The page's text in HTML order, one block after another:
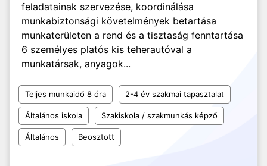
feladatainak szervezése, koordinálása
munkabiztonsági követelmények betartása
munkaterületen a rend és a tisztaság fenntartása
6 személyes platós kis teherautóval a
munkatársak, anyagok...
Teljes munkaidő 8 óra 2-4 év szakmai tapasztalat
Általános iskola Szakiskola / szakmunkás képző
Általános Beosztott